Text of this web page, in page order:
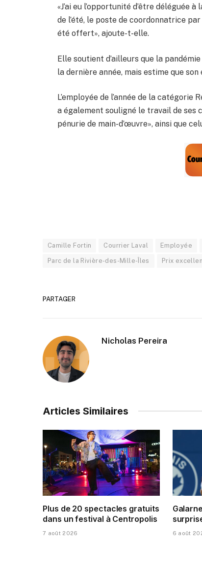
«J’ai eu l’opportunité d’être déléguée
de l’été, le poste de coordonnatrice
été offert», ajoute-t-elle.
Elle soutient d’ailleurs que la
la dernière année, mais estime que
L’employée de l’année de la
a également souligné le travail de
pénurie de main-d’œuvre», ainsi que
Camille Fortin Courrier Laval Employée
Parc de la Rivière-des-Mille-Îles Prix
PARTAGER
Nicholas Pereira
Articles Similaires
Plus de 20 spectacles gratuits
dans un festival à Centropolis
7 août 2026 6 août